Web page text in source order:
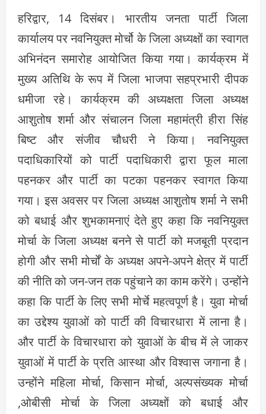
हरिद्वार, 14 दिसंबर। भारतीय जनता पार्टी जिला
कार्यालय पर नवनियुक्त मोर्चो के जिला अध्यक्षों का स्वागत
अभिनंदन समारोह आयोजित किया गया। कार्यक्रम में
मुख्य अतिथि के रूप में जिला भाजपा सहप्रभारी दीपक
धमीजा रहे। कार्यक्रम की अध्यक्षता जिला अध्यक्ष
आशुतोष शर्मा और संचालन जिला महामंत्री हीरा सिंह
बिष्ट और संजीव चौधरी ने किया। नवनियुक्त
पदाधिकारियों को पार्टी पदाधिकारी द्वारा फूल माला
पहनकर और पार्टी का पटका पहनकर स्वागत किया
गया। इस अवसर पर जिला अध्यक्ष आशुतोष शर्मा ने सभी
को बधाई और शुभकामनाएं देते हुए कहा कि नवनियुक्त
मोर्चा के जिला अध्यक्ष बनने से पार्टी को मजबूती प्रदान
होगी और सभी मोर्चों के अध्यक्ष अपने-अपने क्षेत्र में पार्टी
की नीति को जन-जन तक पहुंचाने का काम करेंगे। उन्होंने
कहा कि पार्टी के लिए सभी मोर्चे महत्वपूर्ण है। युवा मोर्चा
का उद्देश्य युवाओं को पार्टी की विचारधारा में लाना है।
और पार्टी के विचारधारा को युवाओं के बीच में ले जाकर
युवाओं में पार्टी के प्रति आस्था और विश्वास जगाना है।
उन्होंने महिला मोर्चा, किसान मोर्चा, अल्पसंख्यक मोर्चा
,ओबीसी मोर्चा के जिला अध्यक्षों को बधाई और